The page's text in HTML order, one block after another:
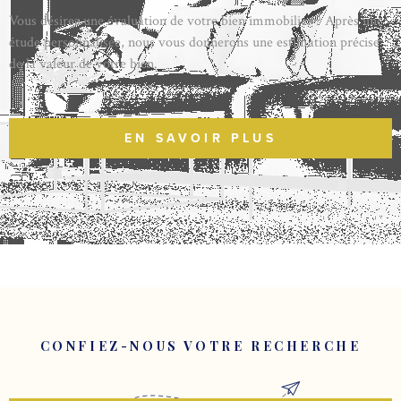
Vous désirez une évaluation de votre bien immobilier ? Après une
étude personnalisée, nous vous donnerons une estimation précise
de la valeur de votre bien.
EN SAVOIR PLUS
CONFIEZ-NOUS VOTRE RECHERCHE